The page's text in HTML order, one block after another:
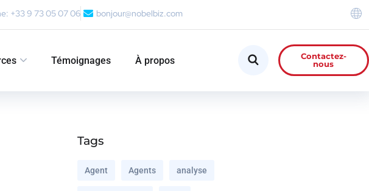
+33 9 73 05 07 06 bonjour@nobelbiz.com
Témoignages À propos
Contactez-
nous
Tags
Agent Agents analyse